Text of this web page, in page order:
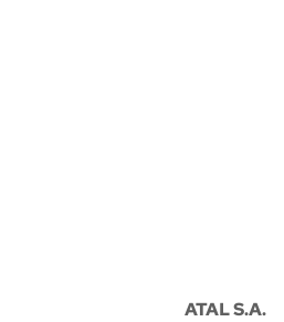
ATAL S.A.